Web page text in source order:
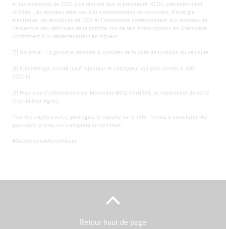
et les émissions de CO2, plus réaliste que la procédure NEDC précédemment
utilisée. Les données relatives à la consommation de carburant, d'énergie
électrique, les émissions de CO2 et l’autonomie correspondent aux données de
l’ensemble des véhicules de la gamme lors de leur homologation en Allemagne
conforment à la réglementation en vigueur.
[7] Garantie : La garantie démarre à compter de la date de livraison du véhicule.
[8] Kilométrage illimité (sauf injecteur et catalyseur qui sont limités à 100
000km).
[9] Pour plus d’informations sur Mercedes-Benz Certified, se rapprocher de votre
Distributeur Agréé.
Pour les trajets courts, privilégiez la marche ou le vélo. Pensez à covoiturer. Au
quotidien, prenez les transports en commun.
#SeDéplacerMoinsPolluer
Retour haut de page